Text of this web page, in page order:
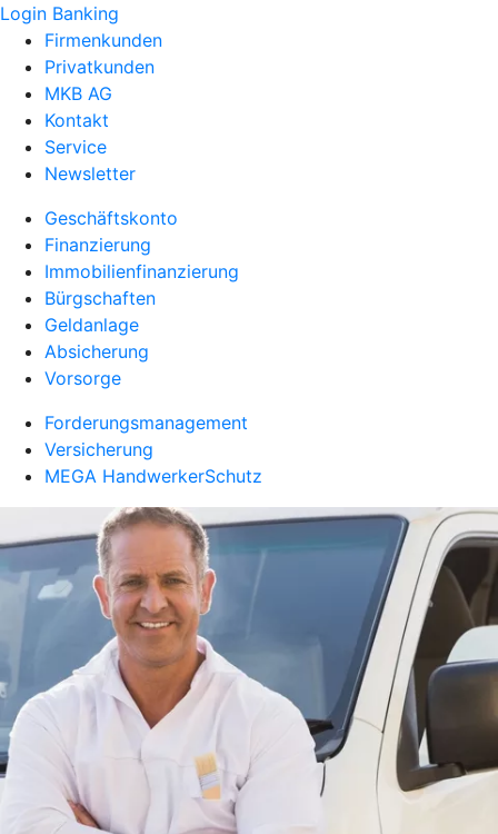
Login Banking
Firmenkunden
Privatkunden
MKB AG
Kontakt
Service
Newsletter
Geschäftskonto
Finanzierung
Immobilienfinanzierung
Bürgschaften
Geldanlage
Absicherung
Vorsorge
Forderungsmanagement
Versicherung
MEGA HandwerkerSchutz